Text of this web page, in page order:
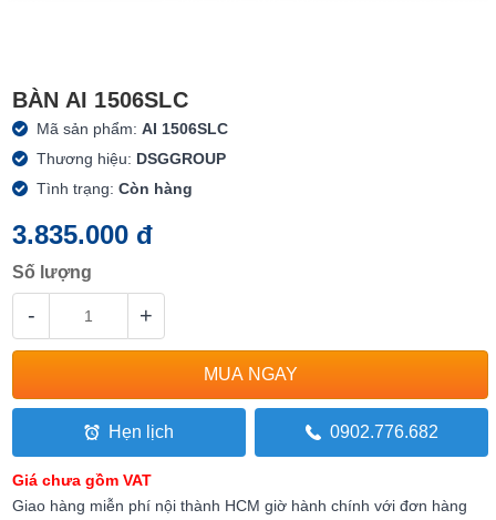
BÀN AI 1506SLC
Mã sản phẩm:AI 1506SLC
Thương hiệu: DSGGROUP
Tình trạng:Còn hàng
3.835.000 đ
Số lượng
- +
Hẹn lịch 0902.776.682
Giá chưa gồm VAT
Giao hàng miễn phí nội thành HCM giờ hành chính với đơn hàng